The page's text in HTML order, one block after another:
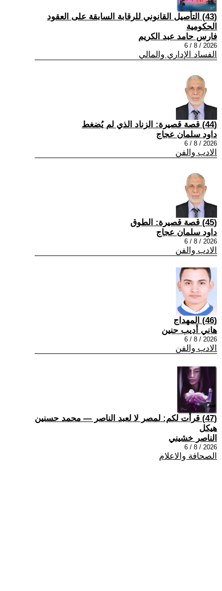
(43) التأصيل القانوني للرقابة السابقة على العقود
الحكومية
فارس حامد عبد الكريم
2026 / 8 / 6
الفساد الإداري والمالي
(44) قصة قصيرة: الزناد الذي لم يُضغط
داود سلمان عجاج
2026 / 8 / 6
الادب والفن
(45) قصة قصيرة: الطوق
داود سلمان عجاج
2026 / 8 / 6
الادب والفن
(46) المهداج
هاني أديب حنين
2026 / 8 / 6
الادب والفن
(47) قرأت لكم: لمصر لا لعبد الناصر — محمد حسنين
هيكل
الناصر خشيني
2026 / 8 / 6
الصحافة والاعلام